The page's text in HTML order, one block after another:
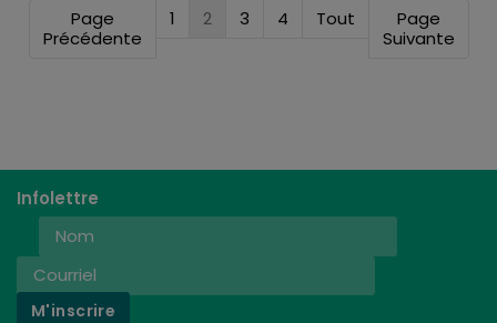
Page
Précédente
1 2 3 4 Tout
Page
Suivante
Infolettre
M'inscrire